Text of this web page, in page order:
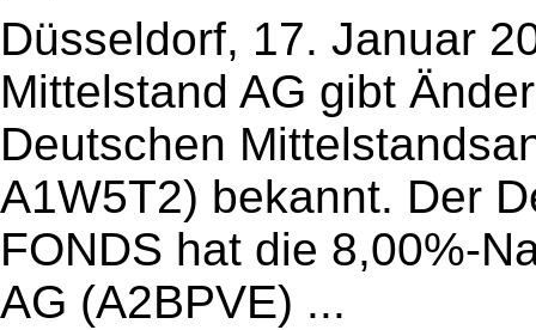
Düsseldorf, 17. Januar
Mittelstand AG gibt
Deutschen
A1W5T2) bekannt. Der
FONDS hat die 8,00%-
AG (A2BPVE) ...